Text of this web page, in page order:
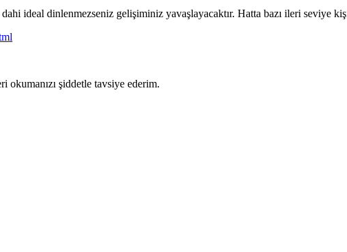
ideal dinlenmezseniz gelişiminiz yavaşlayacaktır. Hatta bazı ileri seviye
okumanızı şiddetle tavsiye ederim.